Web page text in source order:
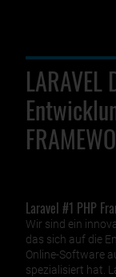
LARAVEL
Laravel #1 PHP
Wir sind ein
das sich auf die
Online-Software
spezialisiert hat.